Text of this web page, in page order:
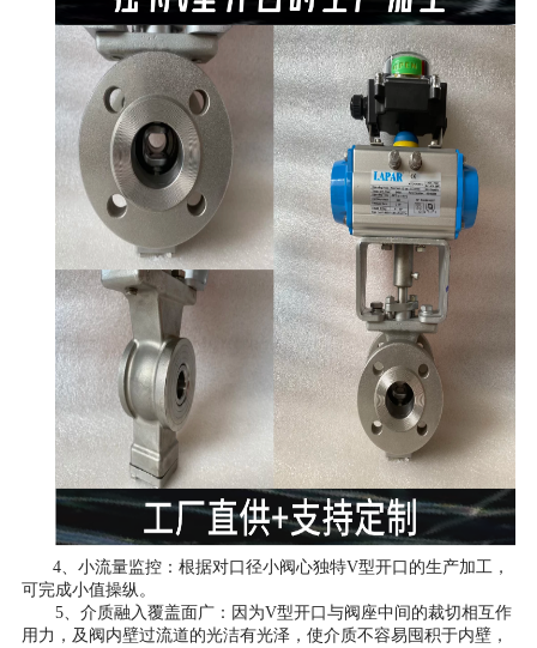
4、小流量监控：根据对口径小阀心独特V型开口的生产加工，
可完成小值操纵。
5、介质融入覆盖面广：因为V型开口与阀座中间的裁切相互作
用力，及阀内壁过流道的光洁有光泽，使介质不容易囤积于内壁，